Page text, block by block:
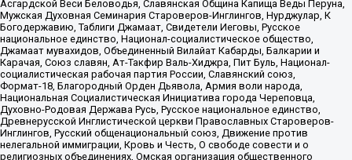
Асгардской Веси Беловодья, Славянская Община Капища Веды Перуна,
Мужская Духовная Семинария Староверов-Инглингов, Нурджулар, К
Богодержавию, Таблиги Джамаат, Свидетели Иеговы, Русское
национальное единство, Национал-социалистическое общество,
Джамаат мувахидов, Объединенный Вилайат Кабарды, Балкарии и
Карачая, Союз славян, Ат-Такфир Валь-Хиджра, Пит Буль, Национал-
социалистическая рабочая партия России, Славянский союз,
Формат-18, Благородный Орден Дьявола, Армия воли народа,
Национальная Социалистическая Инициатива города Череповца,
Духовно-Родовая Держава Русь, Русское национальное единство,
Древнерусской Инглистической церкви Православных Староверов-
Инглингов, Русский общенациональный союз, Движение против
нелегальной иммиграции, Кровь и Честь, О свободе совести и о
религиозных объединениях, Омская организация общественного